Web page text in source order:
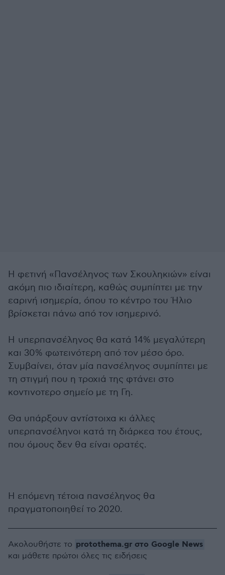
Η φετινή «Πανσέληνος των Σκουληκιών» είναι
ακόμη πιο ιδιαίτερη, καθώς συμπίπτει με την
εαρινή ισημερία, όπου το κέντρο του Ήλιο
βρίσκεται πάνω από τον ισημερινό.
Η υπερπανσέληνος θα κατά 14% μεγαλύτερη
και 30% φωτεινότερη από τον μέσο όρο.
Συμβαίνει, όταν μία πανσέληνος συμπίπτει με
τη στιγμή που η τροχιά της φτάνει στο
κοντινοτερο σημείο με τη Γη.
Θα υπάρξουν αντίστοιχα κι άλλες
υπερπανσέληνοι κατά τη διάρκεα του έτους,
που όμους δεν θα είναι ορατές.
Η επόμενη τέτοια πανσέληνος θα
πραγματοποιηθεί το 2020.
Ακολουθήστε το protothema.gr στο Google News
και μάθετε πρώτοι όλες τις ειδήσεις